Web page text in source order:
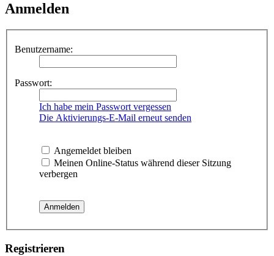
Anmelden
Benutzername:
Passwort:
Ich habe mein Passwort vergessen
Die Aktivierungs-E-Mail erneut senden
Angemeldet bleiben
Meinen Online-Status während dieser Sitzung
verbergen
Registrieren